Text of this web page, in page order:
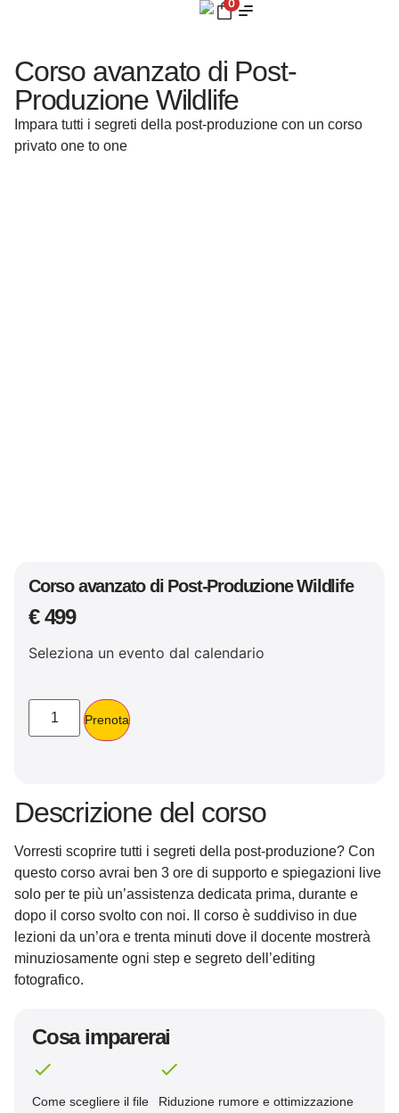
0
Corso avanzato di Post-
Produzione Wildlife
Impara tutti i segreti della post-produzione con un corso
privato one to one
Corso avanzato di Post-Produzione Wildlife
€499
Seleziona un evento dal calendario
Prenota
Descrizione del corso
Vorresti scoprire tutti i segreti della post-produzione? Con
questo corso avrai ben 3 ore di supporto e spiegazioni live
solo per te più un’assistenza dedicata prima, durante e
dopo il corso svolto con noi. Il corso è suddiviso in due
lezioni da un’ora e trenta minuti dove il docente mostrerà
minuziosamente ogni step e segreto dell’editing
fotografico.
Cosa imparerai
Come scegliere il file
Riduzione rumore e ottimizzazione